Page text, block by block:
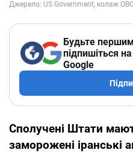
Будьте
підпишіться
Google
Сполучені Штати
заморожені іранські